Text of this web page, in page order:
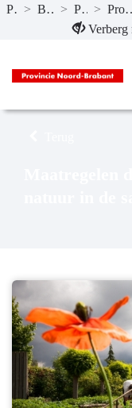
Naar hoofdinhoud
Publicaties> Begroting 2022 > Programma’s > Programma
Verberg